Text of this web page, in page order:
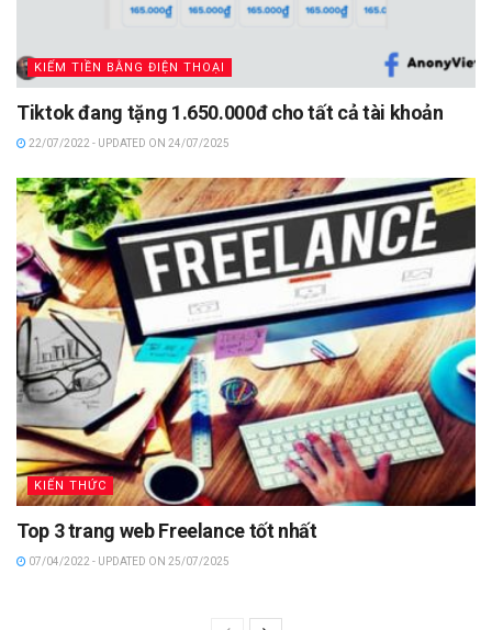
KIẾM TIỀN BẰNG ĐIỆN THOẠI
Tiktok đang tặng 1.650.000đ cho tất cả tài khoản
22/07/2022 - UPDATED ON 24/07/2025
KIẾN THỨC
Top 3 trang web Freelance tốt nhất
07/04/2022 - UPDATED ON 25/07/2025